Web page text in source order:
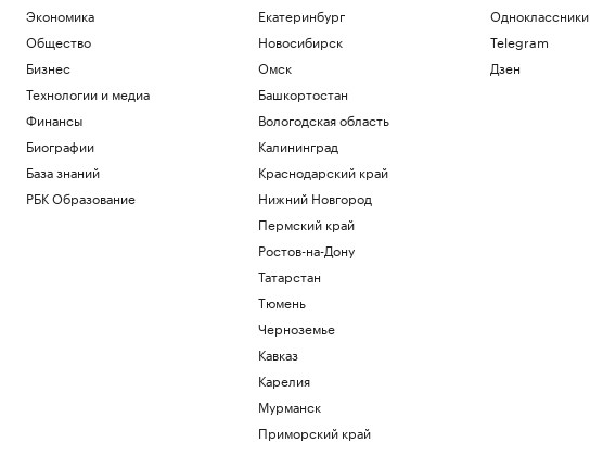
Инвестиции
Осенние каникулы у школьников в
новом учебном году будут дольше
зимних
Общество
Ученые нашли неожиданную связь
Подписка на РБК
NYT узнала, какого лидера Кубы ищут
США
Как облигационный долг помог решить
Экономика
Общество
Бизнес
Технологии и медиа
Финансы
Биографии
База знаний
РБК Образование
Екатеринбург
Новосибирск
Омск
Башкортостан
Вологодская область
Калининград
Краснодарский край
Нижний Новгород
Пермский край
Ростов-на-Дону
Татарстан
Тюмень
Черноземье
Кавказ
Карелия
Мурманск
Приморский край
Одноклассники
Telegram
Дзен